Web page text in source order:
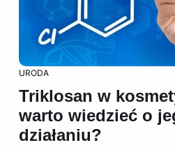
URODA
Triklosan w
warto wiedzieć o
działaniu?